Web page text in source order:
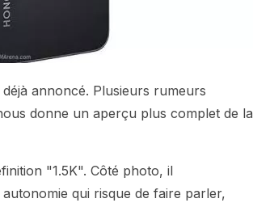
annoncé. Plusieurs rumeurs
donne un aperçu plus complet de la
"1.5K". Côté photo, il
qui risque de faire parler,